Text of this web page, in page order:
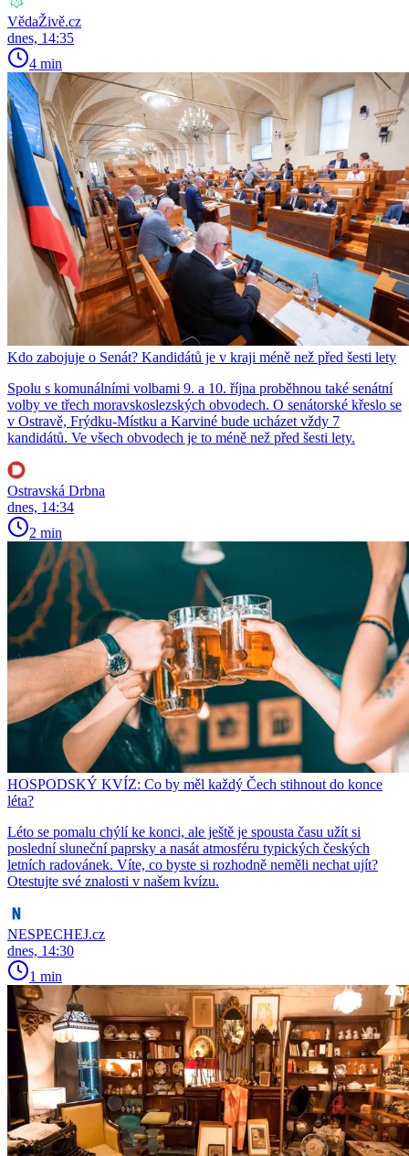
VědaŽivě.cz
dnes, 14:35
4 min
Kdo zabojuje o Senát? Kandidátů je v kraji méně než před šesti lety
Spolu s komunálními volbami 9. a 10. října proběhnou také senátní
volby ve třech moravskoslezských obvodech. O senátorské křeslo se
v Ostravě, Frýdku-Místku a Karviné bude ucházet vždy 7
kandidátů. Ve všech obvodech je to méně než před šesti lety.
Ostravská Drbna
dnes, 14:34
2 min
HOSPODSKÝ KVÍZ: Co by měl každý Čech stihnout do konce
léta?
Léto se pomalu chýlí ke konci, ale ještě je spousta času užít si
poslední sluneční paprsky a nasát atmosféru typických českých
letních radovánek. Víte, co byste si rozhodně neměli nechat ujít?
Otestujte své znalosti v našem kvízu.
NESPECHEJ.cz
dnes, 14:30
1 min